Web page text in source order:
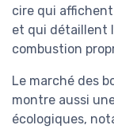
cire qui
et qui détaillent
combustion
Le marché des
montre aussi
écologiques,